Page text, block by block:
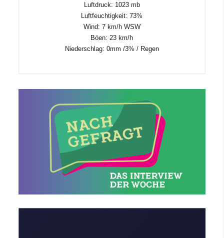
Luftdruck: 1023 mb
Luftfeuchtigkeit: 73%
Wind: 7 km/h WSW
Böen: 23 km/h
Niederschlag: 0mm /3% / Regen